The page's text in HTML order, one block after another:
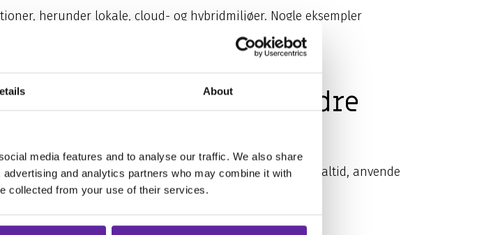
About
media features and to analyse our traffic. We also share
and analytics partners who may combine it with
collected from your use of their services.
herunder lokale, cloud- og hybridmiljøer. Nogle eksempler
Identity med at forhindre
ved at detektere og reagere på mistænkelig aktivitet i realtid, anvende
og compliancerapportering.